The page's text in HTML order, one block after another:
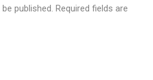
published. Required fields are